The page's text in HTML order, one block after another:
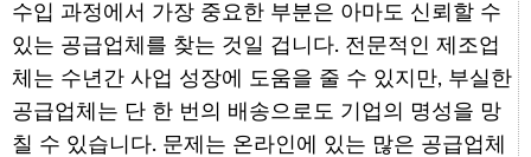
수입 과정에서 가장 중요한 부분은 아마도 신뢰할 수
있는 공급업체를 찾는 것일 겁니다. 전문적인 제조업
체는 수년간 사업 성장에 도움을 줄 수 있지만, 부실한
공급업체는 단 한 번의 배송으로도 기업의 명성을 망
칠 수 있습니다. 문제는 온라인에 있는 많은 공급업체